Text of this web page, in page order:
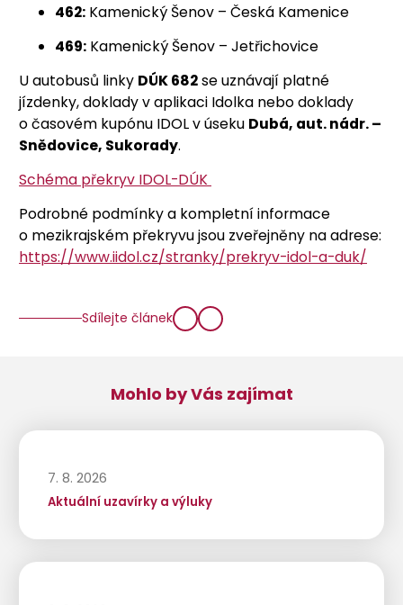
462: Kamenický Šenov – Česká Kamenice
469: Kamenický Šenov – Jetřichovice
U autobusů linky DÚK 682se uznávají platné
jízdenky, doklady v aplikaci Idolka nebo doklady
o časovém kupónu IDOL v úseku Dubá, aut. nádr. –
Snědovice, Sukorady.
Schéma překryv IDOL-DÚK
Podrobné podmínky a kompletní informace
o mezikrajském překryvu jsou zveřejněny na adrese:
https://www.iidol.cz/stranky/prekryv-idol-a-duk/
Sdílejte článek
Mohlo by Vás zajímat
7. 8. 2026
Aktuální uzavírky a výluky